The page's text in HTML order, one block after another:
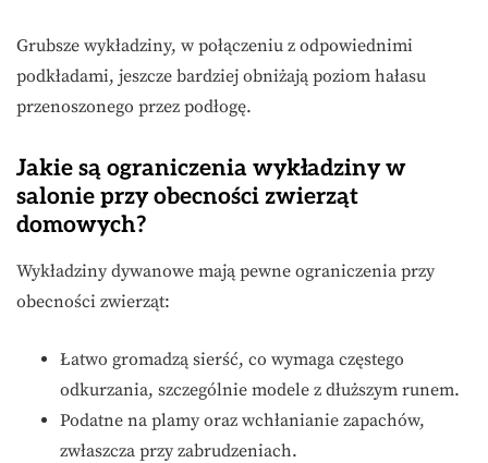
Grubsze wykładziny, w połączeniu z odpowiednimi
podkładami, jeszcze bardziej obniżają poziom hałasu
przenoszonego przez podłogę.
Jakie są ograniczenia wykładziny w
salonie przy obecności zwierząt
domowych?
Wykładziny dywanowe mają pewne ograniczenia przy
obecności zwierząt:
Łatwo gromadzą sierść, co wymaga częstego
odkurzania, szczególnie modele z dłuższym runem.
Podatne na plamy oraz wchłanianie zapachów,
zwłaszcza przy zabrudzeniach.